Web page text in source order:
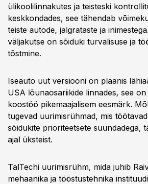
ülikoolilinnakutes ja teisteski
keskkondades, see tähendab
teiste autode, jalgrataste ja
väljakutse on sõiduki turvalisuse ja
tõstmine.
Iseauto uut versiooni on plaanis
USA lõunaosariikide linnades, see
koostöö pikemaajalisem eesmärk.
tugevad uurimisrühmad, mis
sõidukite prioriteetsete suundadega,
ajal üksteist.
TalTechi uurimisrühm, mida juhib
mehaanika ja tööstustehnika